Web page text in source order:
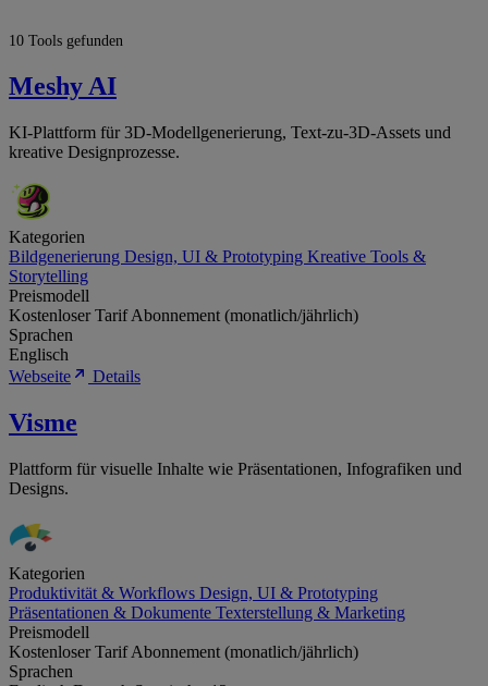
10 Tools gefunden
Meshy AI
KI-Plattform für 3D-Modellgenerierung, Text-zu-3D-Assets und
kreative Designprozesse.
Kategorien
Bildgenerierung Design, UI & Prototyping Kreative Tools &
Storytelling
Preismodell
Kostenloser Tarif Abonnement (monatlich/jährlich)
Sprachen
Englisch
Webseite
Details
Visme
Plattform für visuelle Inhalte wie Präsentationen, Infografiken und
Designs.
Kategorien
Produktivität & Workflows Design, UI & Prototyping
Präsentationen & Dokumente Texterstellung & Marketing
Preismodell
Kostenloser Tarif Abonnement (monatlich/jährlich)
Sprachen